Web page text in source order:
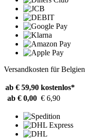
Versandkosten für Belgien
ab € 59,90 kostenlos*
ab € 0,00 € 6,90